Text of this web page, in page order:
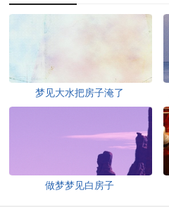
梦见大水把房子淹了
做梦梦见白房子